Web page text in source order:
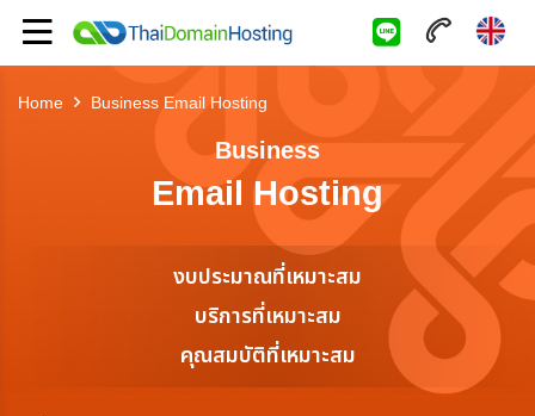
Home Business Email Hosting
Business
Email Hosting
งบประมาณที่เหมาะสม
บริการที่เหมาะสม
คุณสมบัติที่เหมาะสม